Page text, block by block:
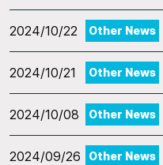
2024/10/22 Other News
2024/10/21 Other News
2024/10/08 Other News
2024/09/26 Other News